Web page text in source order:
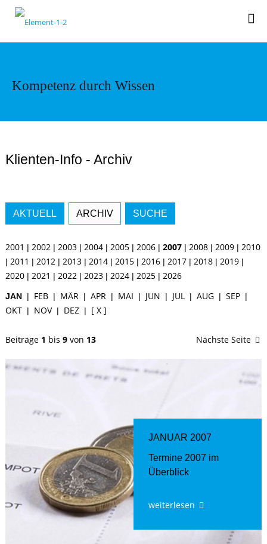
Kompetenz durch Wissen
Klienten-Info - Archiv
AKTUELL ARCHIV SUCHE
2001 | 2002 | 2003 | 2004 | 2005 | 2006 |2007 | 2008 | 2009 | 2010
| 2011 | 2012 | 2013 | 2014 | 2015 | 2016 | 2017 | 2018 | 2019 |
2020 | 2021 | 2022 | 2023 | 2024 | 2025 | 2026
JAN | FEB | MÄR |APR | MAI | JUN | JUL |AUG |SEP |
OKT | NOV| DEZ | [ X ]
Beiträge 1 bis9 von 13 Nächste Seite
JANUAR 2007
Termine 2007 im
Überblick
weiterlesen